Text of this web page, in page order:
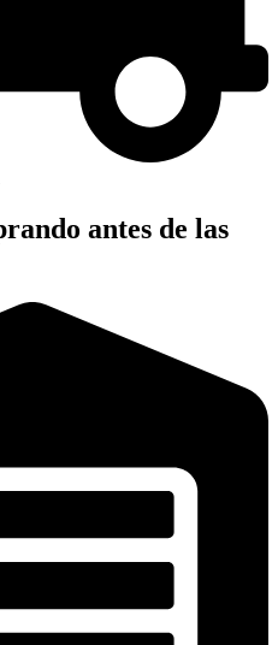
antes de las